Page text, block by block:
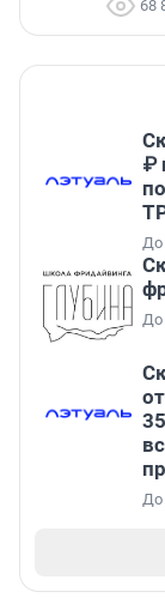
68
₽
До
До
До